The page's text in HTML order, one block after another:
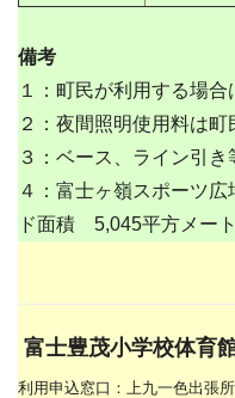
備考
１：町民が利用する場合
２：夜間照明使用料は
３：ベース、ライン引き
４：富士ヶ嶺スポーツ
ド面積 5,045平方メー
富士豊茂小学校体育
利用申込窓口：上九一色出張